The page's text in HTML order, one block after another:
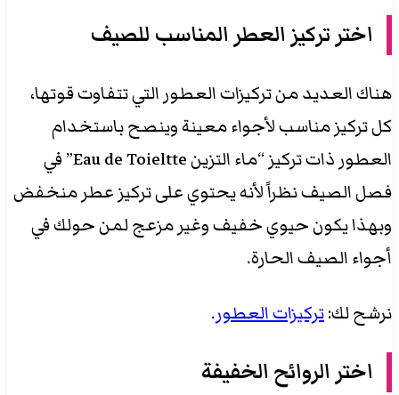
اختر تركيز العطر المناسب للصيف
هناك العديد من تركيزات العطور التي تتفاوت قوتها،
كل تركيز مناسب لأجواء معينة وينصح باستخدام
العطور ذات تركيز “ماء التزين Eau de Toieltte” في
فصل الصيف نظراً لأنه يحتوي على تركيز عطر منخفض
وبهذا يكون حيوي خفيف وغير مزعج لمن حولك في
أجواء الصيف الحارة.
نرشح لك:تركيزات العطور.
اختر الروائح الخفيفة